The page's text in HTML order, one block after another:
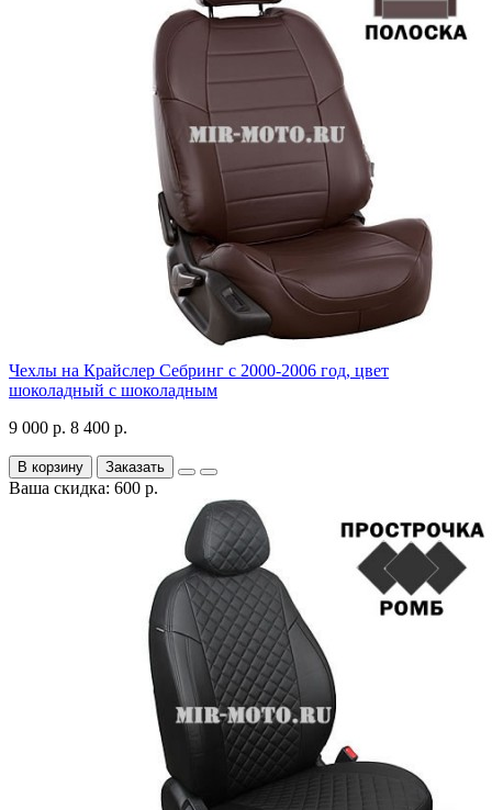
Чехлы на Крайслер Себринг с 2000-2006 год, цвет
шоколадный с шоколадным
9 000 р. 8 400 р.
В корзину Заказать
Ваша скидка: 600 р.